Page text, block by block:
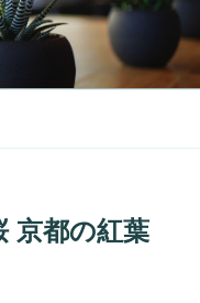
京都の紅葉